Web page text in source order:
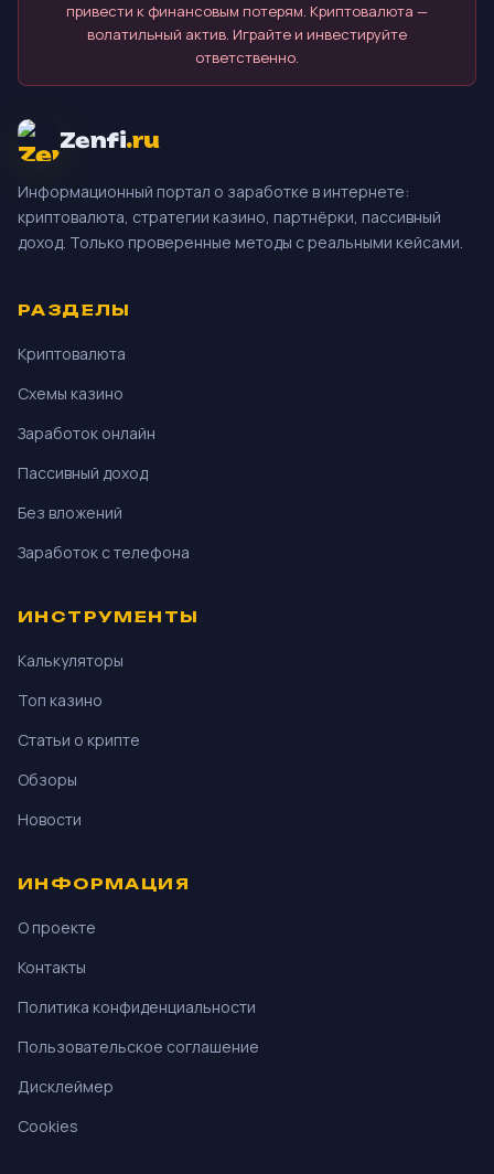
привести к финансовым потерям. Криптовалюта —
волатильный актив. Играйте и инвестируйте
ответственно.
Zenfi.ru
Информационный портал о заработке в интернете:
криптовалюта, стратегии казино, партнёрки, пассивный
доход. Только проверенные методы с реальными кейсами.
РАЗДЕЛЫ
Криптовалюта
Схемы казино
Заработок онлайн
Пассивный доход
Без вложений
Заработок с телефона
ИНСТРУМЕНТЫ
Калькуляторы
Топ казино
Статьи о крипте
Обзоры
Новости
ИНФОРМАЦИЯ
О проекте
Контакты
Политика конфиденциальности
Пользовательское соглашение
Дисклеймер
Cookies